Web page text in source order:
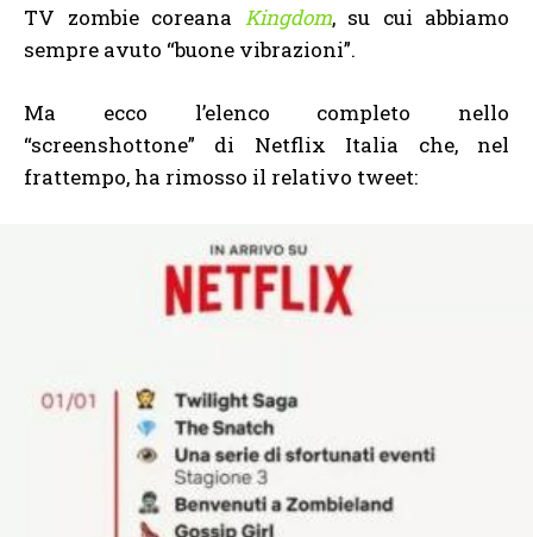
TV zombie coreana Kingdom, su cui abbiamo
sempre avuto “buone vibrazioni”.
Ma ecco l’elenco completo nello
“screenshottone” di Netflix Italia che, nel
frattempo, ha rimosso il relativo tweet: